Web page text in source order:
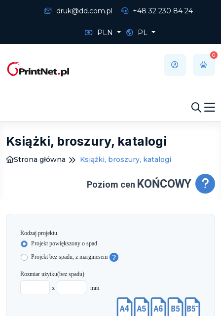
druk@dd.com.pl +48 32 230 84 24
PLN PL
0
Książki, broszury, katalogi
Strona główna Książki, broszury, katalogi
Poziom cen KOŃCOWY
Rodzaj projektu
Projekt powiększony o spad
Projekt bez spadu, z marginesem
Rozmiar użytku(bez spadu)
x
mm